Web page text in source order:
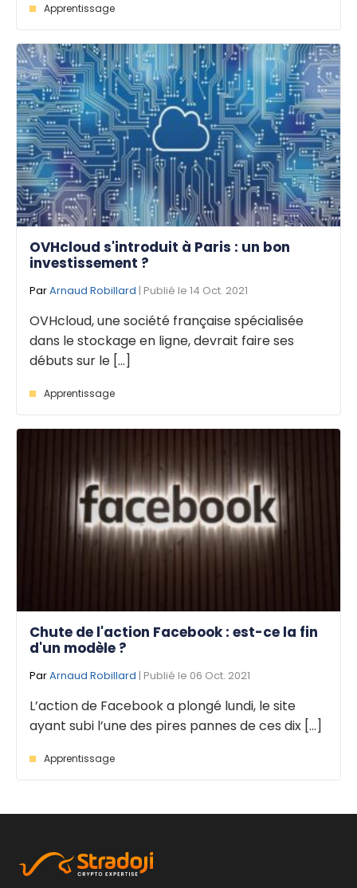
Apprentissage
OVHcloud s'introduit à Paris : un bon
investissement ?
ParArnaud Robillard | Publié le 14 Oct. 2021
OVHcloud, une société française spécialisée
dans le stockage en ligne, devrait faire ses
débuts sur le [...]
Apprentissage
Chute de l'action Facebook : est-ce la fin
d'un modèle ?
ParArnaud Robillard | Publié le 06 Oct. 2021
L’action de Facebook a plongé lundi, le site
ayant subi l’une des pires pannes de ces dix [...]
Apprentissage